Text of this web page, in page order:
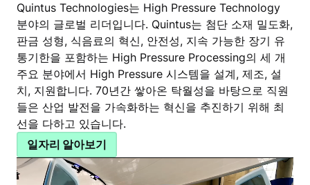
Quintus Technologies는 High Pressure Technology
분야의 글로벌 리더입니다. Quintus는 첨단 소재 밀도화,
판금 성형, 식음료의 혁신, 안전성, 지속 가능한 장기 유
통기한을 포함하는 High Pressure Processing의 세 개
주요 분야에서 High Pressure 시스템을 설계, 제조, 설
치, 지원합니다. 70년간 쌓아온 탁월성을 바탕으로 직원
들은 산업 발전을 가속화하는 혁신을 추진하기 위해 최
선을 다하고 있습니다.
일자리 알아보기